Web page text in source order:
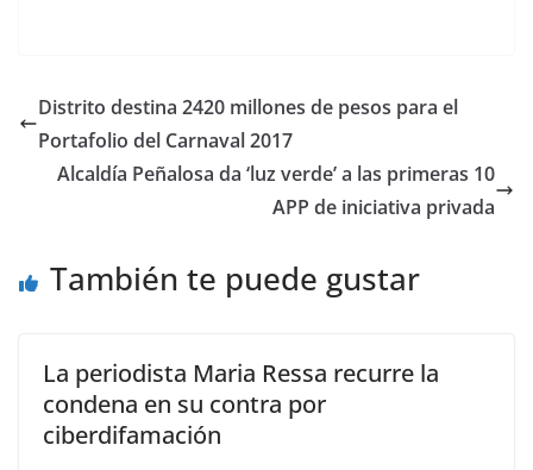
Distrito destina 2420 millones de pesos para el
Portafolio del Carnaval 2017
Alcaldía Peñalosa da ‘luz verde’ a las primeras 10
APP de iniciativa privada
También te puede gustar
La periodista Maria Ressa recurre la
condena en su contra por
ciberdifamación